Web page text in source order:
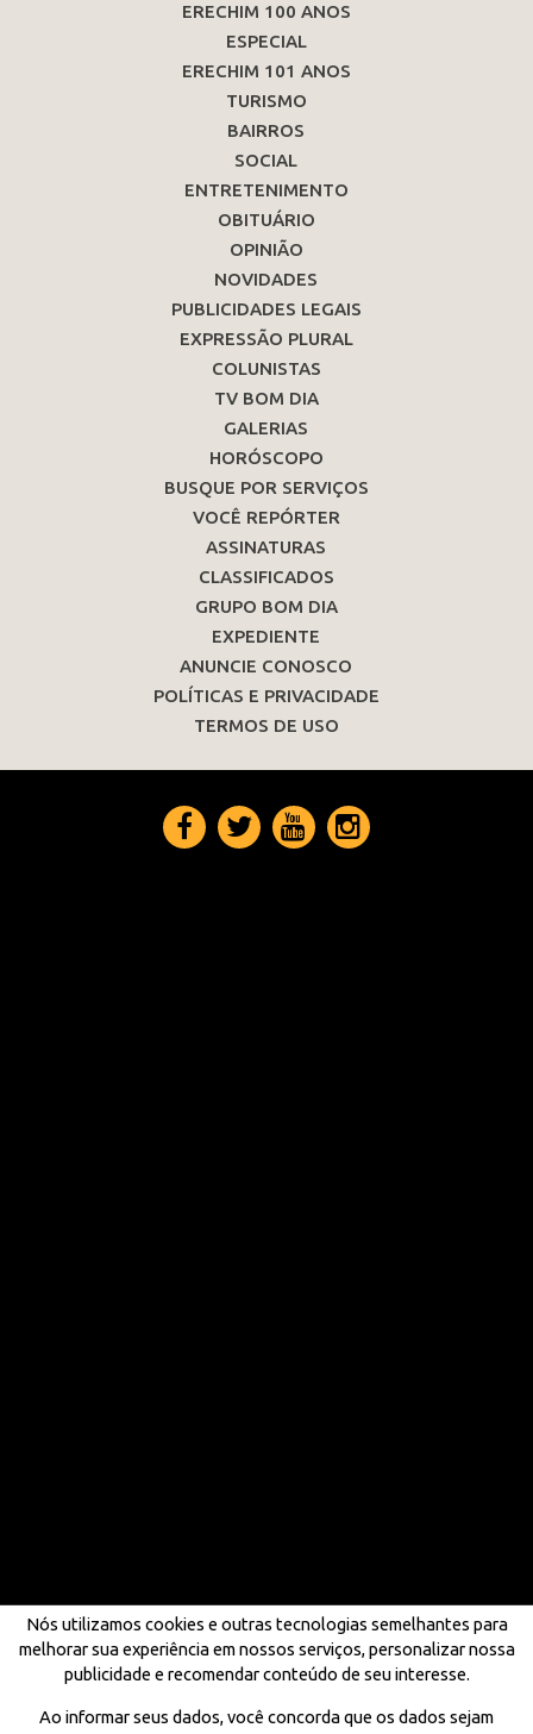
ERECHIM 100 ANOS
ESPECIAL
ERECHIM 101 ANOS
TURISMO
BAIRROS
SOCIAL
ENTRETENIMENTO
OBITUÁRIO
OPINIÃO
NOVIDADES
PUBLICIDADES LEGAIS
EXPRESSÃO PLURAL
COLUNISTAS
TV BOM DIA
GALERIAS
HORÓSCOPO
BUSQUE POR SERVIÇOS
VOCÊ REPÓRTER
ASSINATURAS
CLASSIFICADOS
GRUPO BOM DIA
EXPEDIENTE
ANUNCIE CONOSCO
POLÍTICAS E PRIVACIDADE
TERMOS DE USO
Nós utilizamos cookies e outras tecnologias semelhantes para
melhorar sua experiência em nossos serviços, personalizar nossa
publicidade e recomendar conteúdo de seu interesse.
Ao informar seus dados, você concorda que os dados sejam